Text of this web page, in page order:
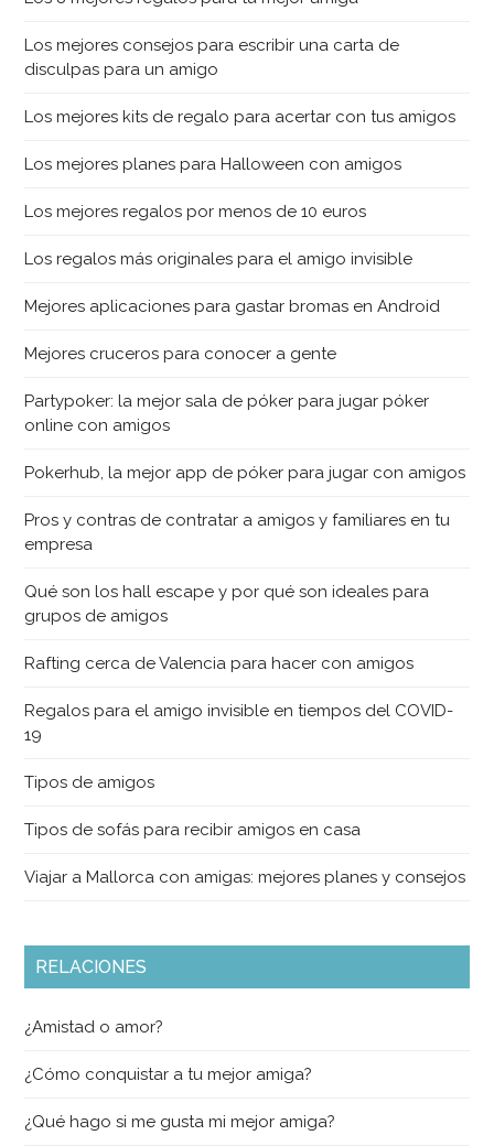
Los mejores consejos para escribir una carta de
disculpas para un amigo
Los mejores kits de regalo para acertar con tus amigos
Los mejores planes para Halloween con amigos
Los mejores regalos por menos de 10 euros
Los regalos más originales para el amigo invisible
Mejores aplicaciones para gastar bromas en Android
Mejores cruceros para conocer a gente
Partypoker: la mejor sala de póker para jugar póker
online con amigos
Pokerhub, la mejor app de póker para jugar con amigos
Pros y contras de contratar a amigos y familiares en tu
empresa
Qué son los hall escape y por qué son ideales para
grupos de amigos
Rafting cerca de Valencia para hacer con amigos
Regalos para el amigo invisible en tiempos del COVID-
19
Tipos de amigos
Tipos de sofás para recibir amigos en casa
Viajar a Mallorca con amigas: mejores planes y consejos
RELACIONES
¿Amistad o amor?
¿Cómo conquistar a tu mejor amiga?
¿Qué hago si me gusta mi mejor amiga?